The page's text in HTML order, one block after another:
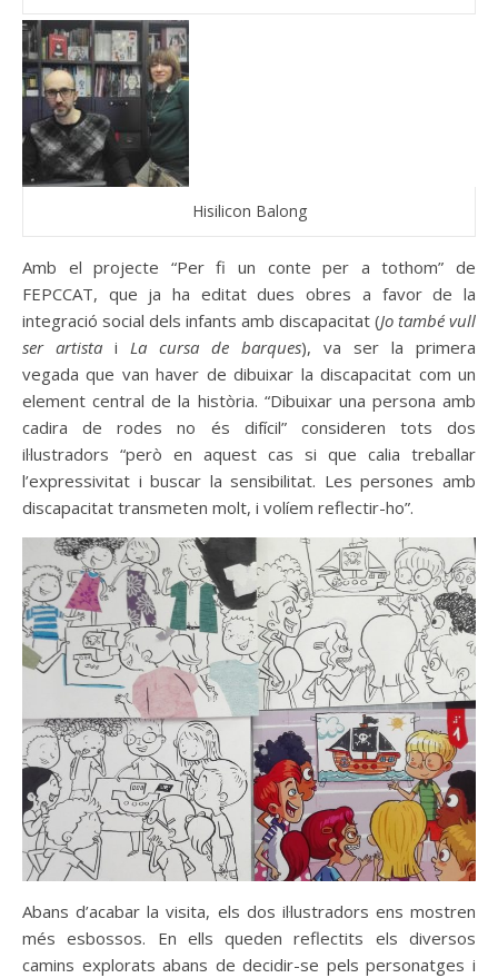
Hisilicon Balong
Amb el projecte “Per fi un conte per a tothom” de
FEPCCAT, que ja ha editat dues obres a favor de la
integració social dels infants amb discapacitat (Jo també vull
ser artista i La cursa de barques), va ser la primera
vegada que van haver de dibuixar la discapacitat com un
element central de la història. “Dibuixar una persona amb
cadira de rodes no és difícil” consideren tots dos
il·lustradors “però en aquest cas si que calia treballar
l’expressivitat i buscar la sensibilitat. Les persones amb
discapacitat transmeten molt, i volíem reflectir-ho”.
Abans d’acabar la visita, els dos il·lustradors ens mostren
més esbossos. En ells queden reflectits els diversos
camins explorats abans de decidir-se pels personatges i